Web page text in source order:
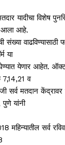
यादीचा विशेष
आला आहे.
संख्या
या
येणार आहेत.
7,14,21 व
सर्व मतदान केंद्रावर
पुणे यांनी
महिन्यातील सर्व